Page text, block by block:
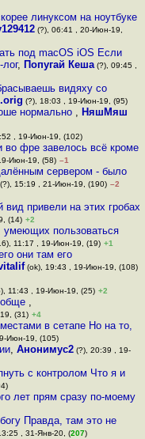
линуксом на ноутбуке
(?), 06:41 , 20-Июн-19,
под macOS iOS Если
, Попугай Кеша(?), 09:45 ,
видяху со
(?), 18:03 , 19-Июн-19, (95)
нормально , НяшМяш
, 19-Июн-19, (102)
во фре завелось всё кроме
Июн-19, (58) –1
сервером - было
15:19 , 21-Июн-19, (190) –2
привели на этих гробах
(14) +2
пользоваться
11:17 , 19-Июн-19, (19) +1
они там его
(ok), 19:43 , 19-Июн-19, (108)
11:43 , 19-Июн-19, (25) +2
,
(31) +4
в сетапе Но на то,
Июн-19, (105)
, Анонимус2(?), 20:39 , 19-
с контролом Что я и
лет прям сразу по-моему
Правда, там это не
, 31-Янв-20, (207)